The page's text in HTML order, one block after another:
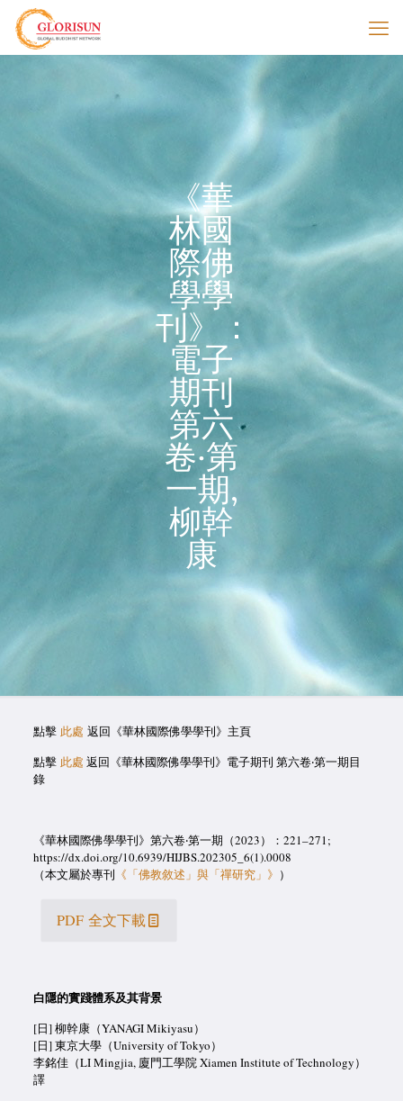
《華
林國
際佛
學學
刊》：
電子
期刊
第六
卷‧第
一期,
柳幹
康
點擊 此處 返回《華林國際佛學學刊》主頁
點擊 此處 返回《華林國際佛學學刊》電子期刊 第六卷‧第一期目
錄
《華林國際佛學學刊》第六卷‧第一期（2023）：221–271;
https://dx.doi.org/10.6939/HIJBS.202305_6(1).0008
（本文屬於專刊 《「佛教敘述」與「禪研究」》 ）
PDF 全文下載
白隱的實踐體系及其背景
[日] 柳幹康（YANAGI Mikiyasu）
[日] 東京大學（University of Tokyo）
李銘佳（LI Mingjia, 廈門工學院 Xiamen Institute of Technology）
譯